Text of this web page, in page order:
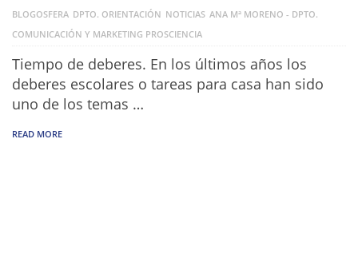
BLOGOSFERA DPTO. ORIENTACIÓN NOTICIAS ANA Mª MORENO - DPTO.
COMUNICACIÓN Y MARKETING PROSCIENCIA
Tiempo de deberes. En los últimos años los
deberes escolares o tareas para casa han sido
uno de los temas …
READ MORE